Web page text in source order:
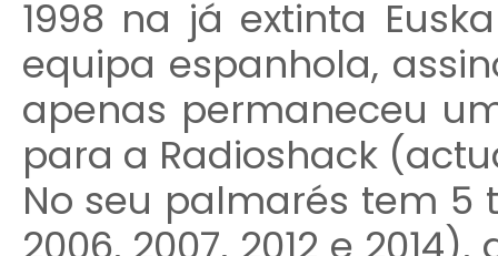
1998 na já extinta
equipa espanhola,
apenas permaneceu
para a Radioshack
No seu palmarés tem 5